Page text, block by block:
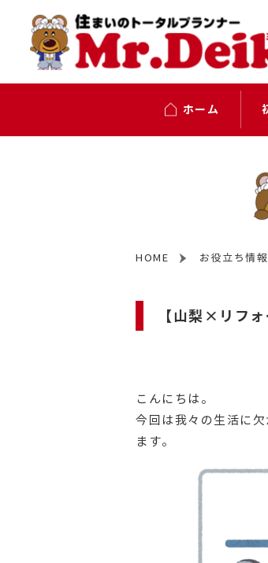
ホーム
HOME お役立ち情報
【山梨×リフ
こんにちは。
今回は我々の生活に
ます。